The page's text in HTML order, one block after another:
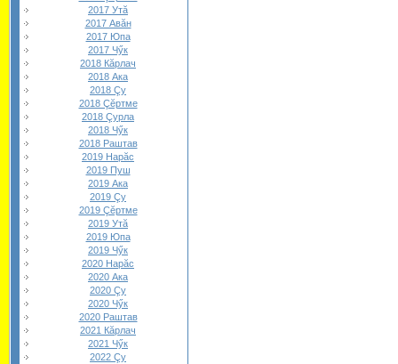
2017 Утă
2017 Авăн
2017 Юпа
2017 Чӳк
2018 Кăрлач
2018 Ака
2018 Çу
2018 Çĕртме
2018 Çурла
2018 Чӳк
2018 Раштав
2019 Нарăс
2019 Пуш
2019 Ака
2019 Çу
2019 Çĕртме
2019 Утă
2019 Юпа
2019 Чӳк
2020 Нарăс
2020 Ака
2020 Çу
2020 Чӳк
2020 Раштав
2021 Кăрлач
2021 Чӳк
2022 Çу